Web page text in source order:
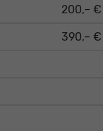
200,– €
390,– €